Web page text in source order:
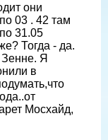
они
03 . 42 там
31.05
Тогда - да.
Я
в
Мосхайд,